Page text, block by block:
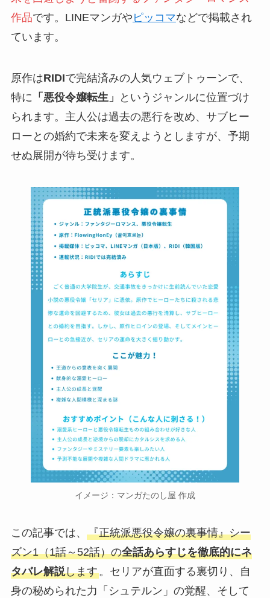
作品です。LINEマンガや ピッコマなどで掲載され
ています。
原作はRIDIで完結済みの人気ウェブトゥーンで、
特に 「悪役令嬢転生」
というジャンルに位置づけ
られます。主人公は過去の悪行を改め、サブヒー
ローとの婚約で未来を変えようとしますが、予期
せぬ展開が待ち受けます。
イメージ：マンガたのし屋 作成
この記事では、 『正統派悪役令嬢の裏事情』シー
ズン1（1話～52話）の全話あらすじを徹底的にネ
タバレ解説します。セリアが直面する裏切り、自
身の秘められた力「シュテルン」の覚醒、そして